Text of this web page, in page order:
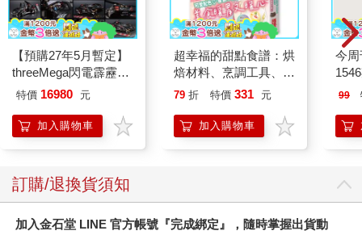
【預購27年5月暫定】
threeMega閃電霹靂車
VA Hi-SPEC UNITED
SIREN 黑色限定
特價 16980 元
加入購物車
超幸福的甜點食譜：烘
焙材料、烹調工具、可
愛配色【閃亮女孩6】
79 折 特價 331 元
加入購物車
今周
99
訂購/退換貨須知
加入金石堂 LINE 官方帳號『完成綁定』，隨時掌握出貨動